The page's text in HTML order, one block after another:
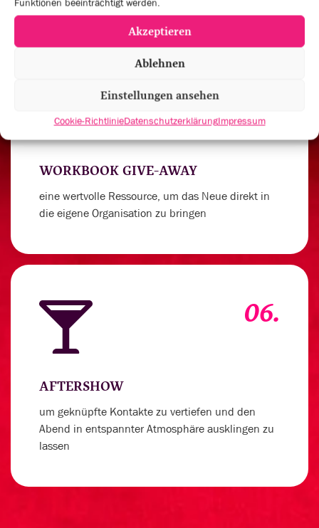
Akzeptieren
Ablehnen
Einstellungen ansehen
Cookie-RichtlinieDatenschutzerklärungImpressum
WORKBOOK GIVE-AWAY
eine wertvolle Ressource, um das Neue direkt in
die eigene Organisation zu bringen
06.
AFTERSHOW
um geknüpfte Kontakte zu vertiefen und den
Abend in entspannter Atmosphäre ausklingen zu
lassen